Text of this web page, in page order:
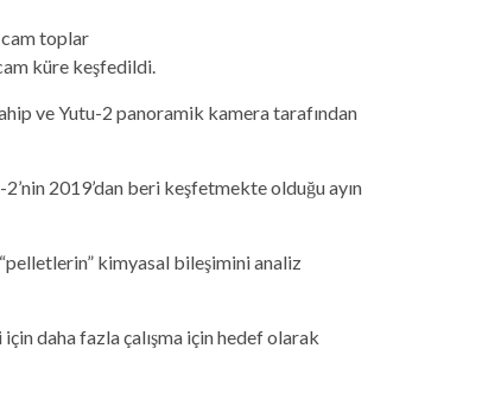
küre keşfedildi.
ve Yutu-2 panoramik kamera tarafından
2019’dan beri keşfetmekte olduğu ayın
kimyasal bileşimini analiz
daha fazla çalışma için hedef olarak